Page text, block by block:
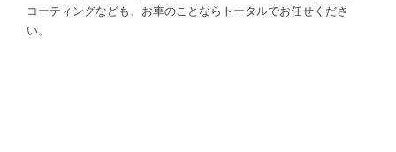
コーティングなども、お車のことならトータルでお任せくださ
い。